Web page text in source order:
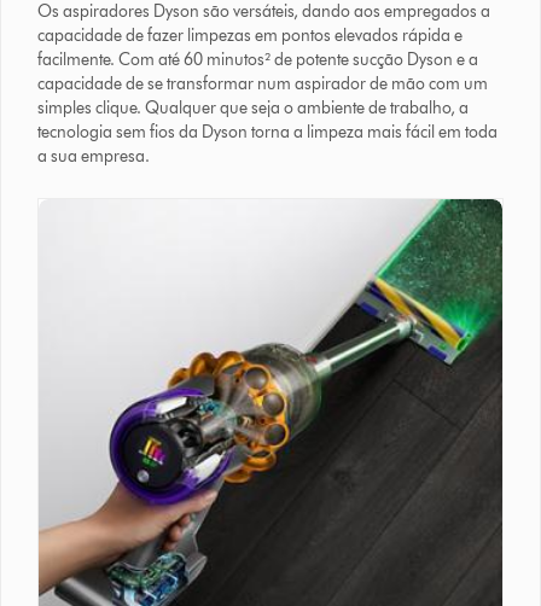
Os aspiradores Dyson são versáteis, dando aos empregados a
capacidade de fazer limpezas em pontos elevados rápida e
facilmente. Com até 60 minutos² de potente sucção Dyson e a
capacidade de se transformar num aspirador de mão com um
simples clique. Qualquer que seja o ambiente de trabalho, a
tecnologia sem fios da Dyson torna a limpeza mais fácil em toda
a sua empresa.